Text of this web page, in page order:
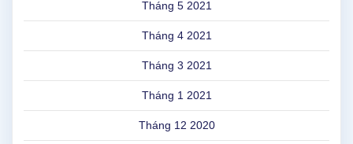
Tháng 5 2021
Tháng 4 2021
Tháng 3 2021
Tháng 1 2021
Tháng 12 2020